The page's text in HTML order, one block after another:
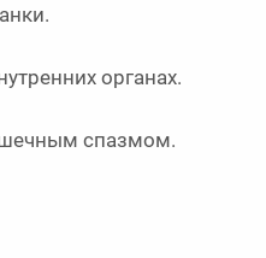
органах.
спазмом.